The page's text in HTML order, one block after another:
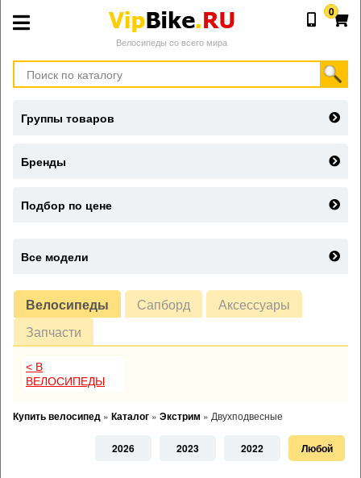
Велосипеды со всего мира
0
Велосипеды Сапборд
Аксессуары
Запчасти
< В
ВЕЛОСИПЕДЫ
Купить велосипед » Каталог » Экстрим » Двухподвесные
2026 2023 2022 Любой
Группы товаров
Бренды
Подбор по цене
Все модели